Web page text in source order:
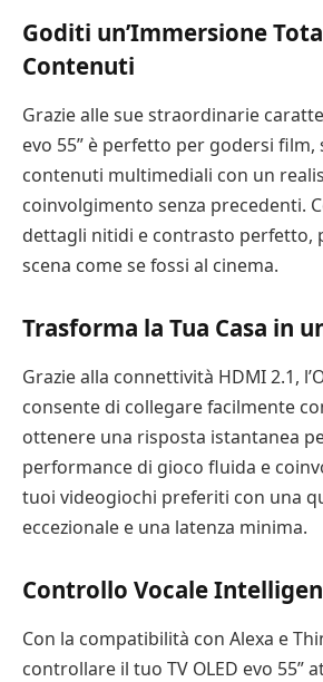
Goditi un’Immersione
Contenuti
Grazie alle sue straordinarie
evo 55” è perfetto per godersi film,
contenuti multimediali con un
coinvolgimento senza precedenti.
dettagli nitidi e contrasto perfetto,
scena come se fossi al cinema.
Trasforma la Tua Casa in
Grazie alla connettività HDMI 2.1,
consente di collegare facilmente
ottenere una risposta istantanea
performance di gioco fluida e
tuoi videogiochi preferiti con una
eccezionale e una latenza minima.
Controllo Vocale
Con la compatibilità con Alexa e
controllare il tuo TV OLED evo 55”